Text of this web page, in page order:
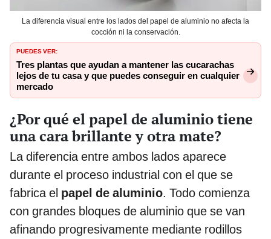
La diferencia visual entre los lados del papel de aluminio no afecta la
cocción ni la conservación.
PUEDES VER:
Tres plantas que ayudan a mantener las cucarachas
lejos de tu casa y que puedes conseguir en cualquier
mercado
¿Por qué el papel de aluminio tiene
una cara brillante y otra mate?
La diferencia entre ambos lados aparece
durante el proceso industrial con el que se
fabrica el papel de aluminio. Todo comienza
con grandes bloques de aluminio que se van
afinando progresivamente mediante rodillos